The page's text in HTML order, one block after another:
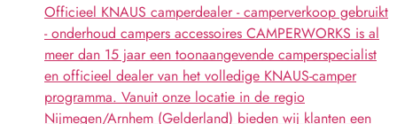
Officieel KNAUS camperdealer - camperverkoop gebruikt
- onderhoud campers accessoires CAMPERWORKS is al
meer dan 15 jaar een toonaangevende camperspecialist
en officieel dealer van het volledige KNAUS-camper
programma. Vanuit onze locatie in de regio
Nijmegen/Arnhem (Gelderland) bieden wij klanten een